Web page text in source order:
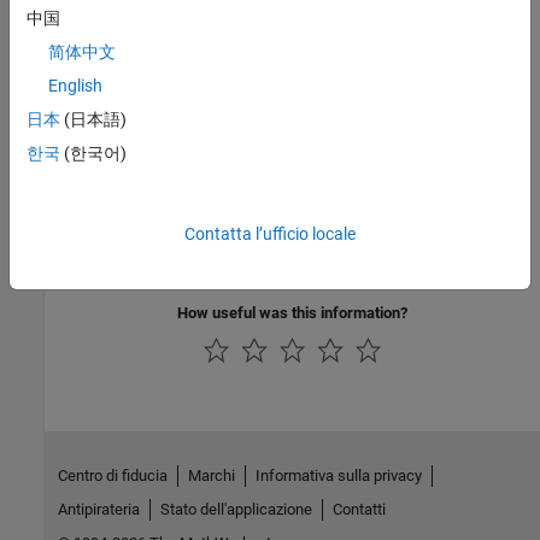
Languages
C, C++
See Also
mdlRTW
How useful was this information?
中国
简体中文
English
日本 (日本語)
한국 (한국어)
Contatta l’ufficio locale
Centro di fiducia Marchi
Informativa sulla privacy
Antipirateria
Stato dell'applicazione
Contatti